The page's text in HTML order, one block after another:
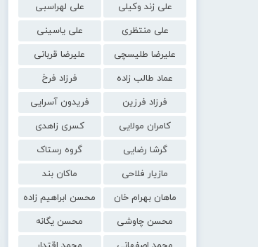
علی زند وکیلی
علی لهراسبی
علی منتظری
علی یاسینی
علیرضا طلیسچی
علیرضا قربانی
عماد طالب زاده
فرزاد فرخ
فرزاد فرزین
فریدون آسرایی
کامران مولایی
کسری زاهدی
گرشا رضایی
گروه رستاک
مازیار فلاحی
ماکان بند
ماهان بهرام خان
محسن ابراهیم زاده
محسن چاوشی
محسن یگانه